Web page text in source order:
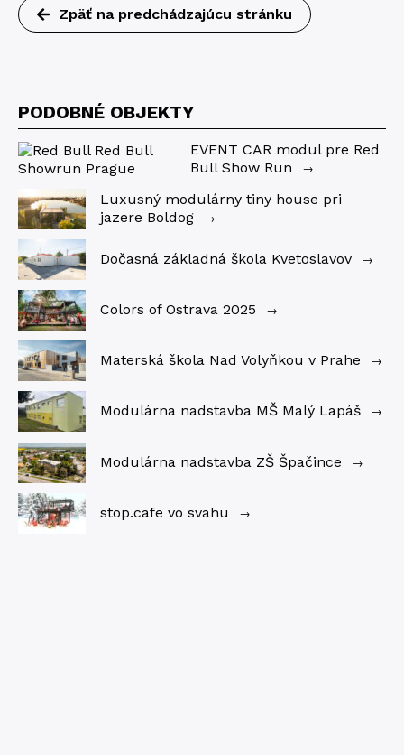
Zpäť na predchádzajúcu stránku
PODOBNÉ OBJEKTY
EVENT CAR modul pre Red
Bull Show Run
→
Luxusný modulárny tiny house pri
jazere Boldog
→
Dočasná základná škola Kvetoslavov →
Colors of Ostrava 2025 →
Materská škola Nad Volyňkou v Prahe →
Modulárna nadstavba MŠ Malý Lapáš →
Modulárna nadstavba ZŠ Špačince →
stop.cafe vo svahu →